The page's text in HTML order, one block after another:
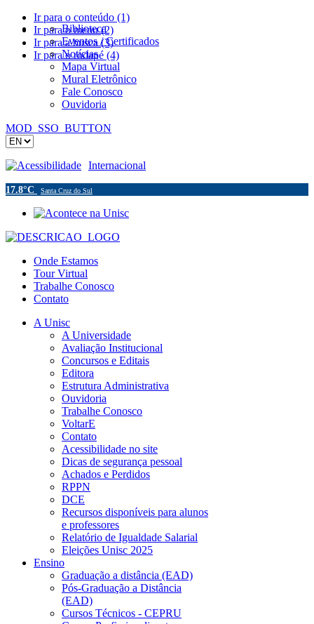
Ir para o conteúdo (1)
Ir para o menu (2)
Ir para a busca (3)
Ir para o rodapé (4)
Biblioteca
Eventos / Certificados
Notícias
Mapa Virtual
Mural Eletrônico
Fale Conosco
Ouvidoria
MOD_SSO_BUTTON
Acessibilidade Internacional
17.8°C Santa Cruz do Sul
Onde Estamos
Tour Virtual
Trabalhe Conosco
Contato
A Unisc
A Universidade
Avaliação Institucional
Concursos e Editais
Editora
Estrutura Administrativa
Ouvidoria
Trabalhe Conosco
VoltarE
Contato
Acessibilidade no site
Dicas de segurança pessoal
Achados e Perdidos
RPPN
DCE
Recursos disponíveis para alunos
e professores
Relatório de Igualdade Salarial
Eleições Unisc 2025
Ensino
Graduação a distância (EAD)
Pós-Graduação a Distância
(EAD)
Cursos Técnicos - CEPRU